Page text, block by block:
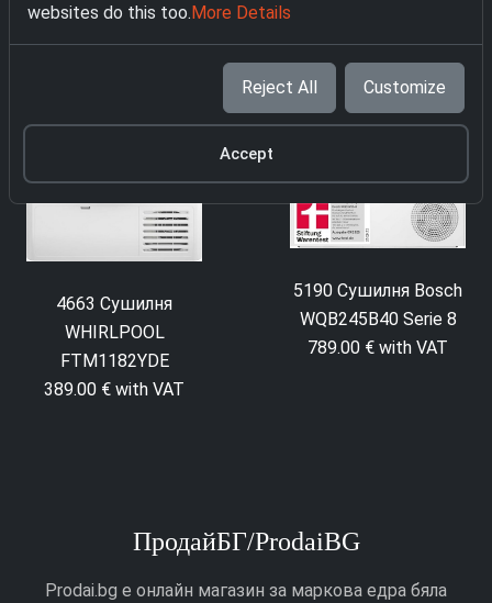
4663 Сушилня
WHIRLPOOL
FTM1182YDE
389.00 € with VAT
5190 Сушилня Bosch
WQB245B40 Serie 8
789.00 € with VAT
ПродайБГ/ProdaiBG
Prodai.bg е онлайн магазин за маркова едра бяла
websites do this too.More Details
Reject All Customize
Accept